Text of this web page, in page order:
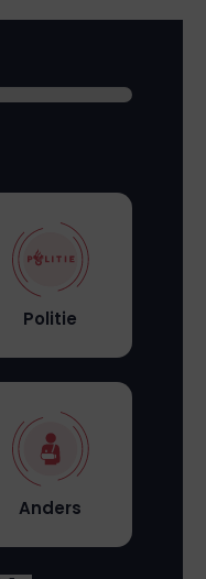
Politie
Anders